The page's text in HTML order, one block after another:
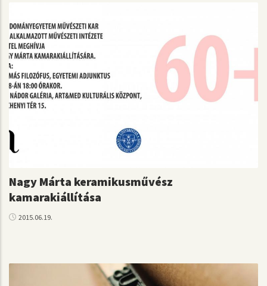
Nagy Márta keramikusművész
kamarakiállítása
2015.06.19.